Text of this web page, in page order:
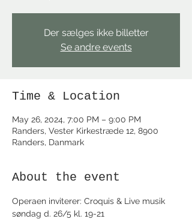
Der sælges ikke billetter
Se andre events
Time & Location
May 26, 2024, 7:00 PM – 9:00 PM
Randers, Vester Kirkestræde 12, 8900
Randers, Danmark
About the event
Operaen inviterer: Croquis & Live musik
søndag d. 26/5 kl. 19-21